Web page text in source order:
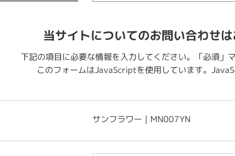
当サイトについてのお問い合わせ
下記の項目に必要な情報を入力してください。「必須」
このフォームはJavaScriptを使用しています。
サンフラワー｜MN007YN